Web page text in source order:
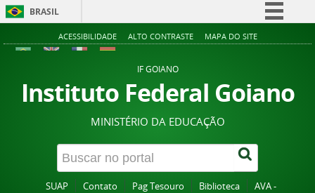
BRASIL
Simplifique!
Acesso à informação
Legislação
Canais
ACESSIBILIDADE ALTO CONTRASTE MAPA DO SITE
IF GOIANO
Instituto Federal Goiano
MINISTÉRIO DA EDUCAÇÃO
SUAP Contato Pag Tesouro Biblioteca
AVA -